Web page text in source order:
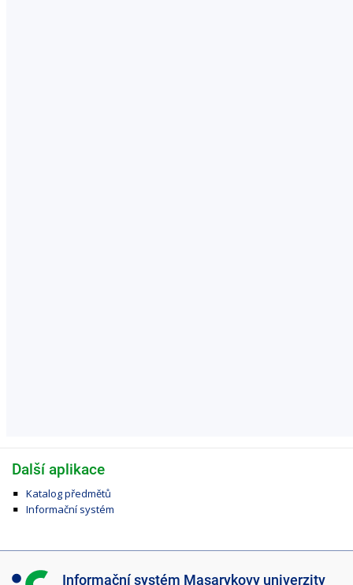
Další aplikace
Katalog předmětů
Informační systém
I Informační systém Masarykovy univerzity